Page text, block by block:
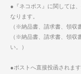
●『ネコポス』に関しては
なります。
（※納品書、請求書、領収
（※納品書、請求書、領収
い。）
●ポストへ直接投函されま